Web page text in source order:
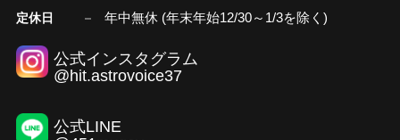
定休日 年中無休 (年末年始12/30～1/3を除く)
公式インスタグラム
@hit.astrovoice37
公式LINE